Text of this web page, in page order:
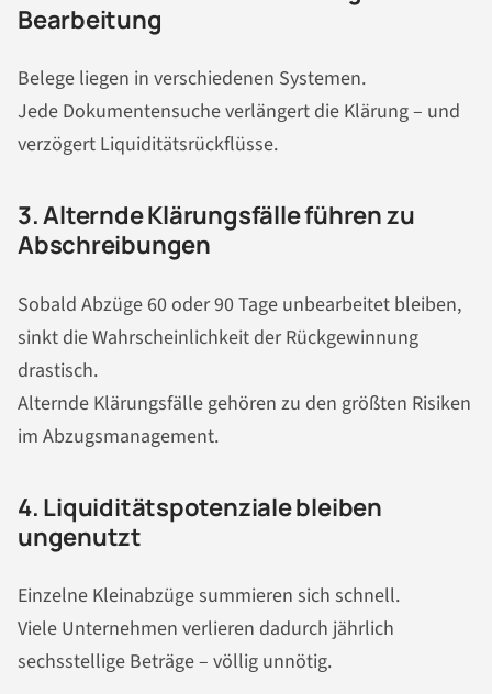
Bearbeitung
Belege liegen in verschiedenen Systemen.
Jede Dokumentensuche verlängert die Klärung – und
verzögert Liquiditätsrückflüsse.
3. Alternde Klärungsfälle führen zu
Abschreibungen
Sobald Abzüge 60 oder 90 Tage unbearbeitet bleiben,
sinkt die Wahrscheinlichkeit der Rückgewinnung
drastisch.
Alternde Klärungsfälle gehören zu den größten Risiken
im Abzugsmanagement.
4. Liquiditätspotenziale bleiben
ungenutzt
Einzelne Kleinabzüge summieren sich schnell.
Viele Unternehmen verlieren dadurch jährlich
sechsstellige Beträge – völlig unnötig.